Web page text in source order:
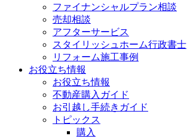
ファイナンシャルプラン相談
売却相談
アフターサービス
スタイリッシュホーム行政書士
リフォーム施工事例
お役立ち情報
お役立ち情報
不動産購入ガイド
お引越し手続きガイド
トピックス
購入